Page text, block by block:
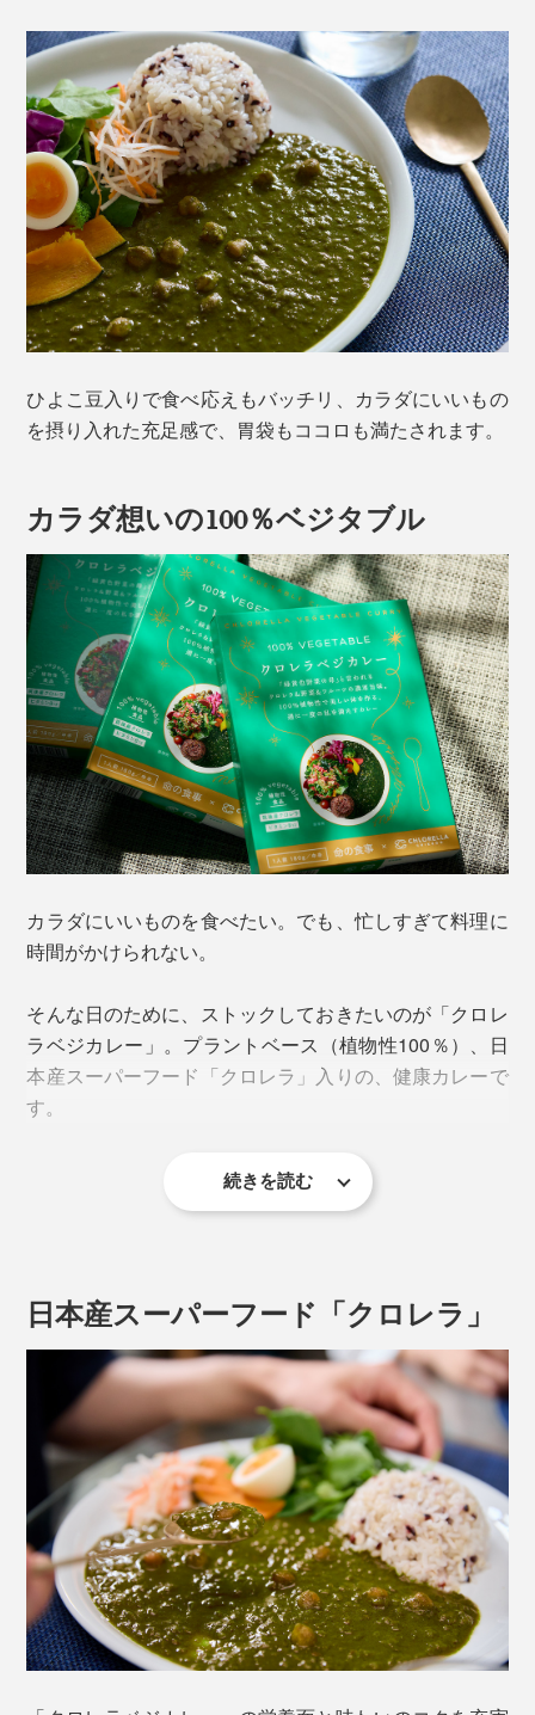
ひよこ豆入りで食べ応えもバッチリ、カラダにいいもの
を摂り入れた充足感で、胃袋もココロも満たされます。
カラダ想いの100％ベジタブル
カラダにいいものを食べたい。でも、忙しすぎて料理に
時間がかけられない。
そんな日のために、ストックしておきたいのが「クロレ
ラベジカレー」。プラントベース（植物性100％）、日
本産スーパーフード「クロレラ」入りの、健康カレーで
す。
南雲吉則医師が総院長を務める「ナグモクリニック」併
続きを読む
日本産スーパーフード「クロレラ」